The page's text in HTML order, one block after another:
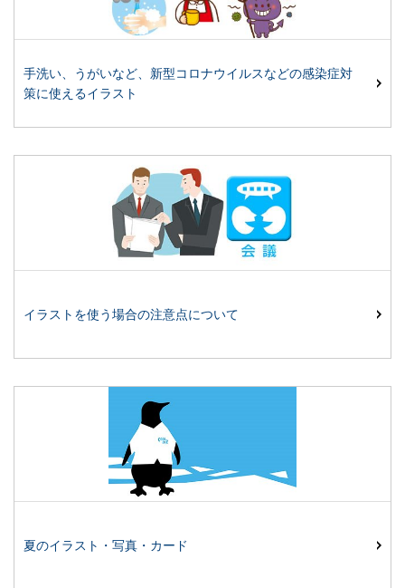
手洗い、うがいなど、新型コロナウイルスなどの感染症対
策に使えるイラスト
イラストを使う場合の注意点について
夏のイラスト・写真・カード